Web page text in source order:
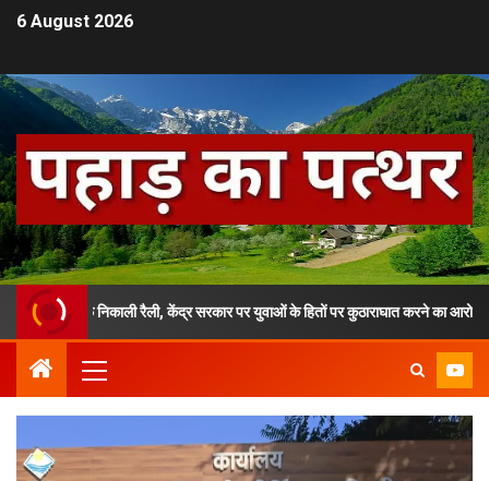
6 August 2026
निकाली रैली, केंद्र सरकार पर युवाओं के हितों पर कुठाराघात करने का आरोप